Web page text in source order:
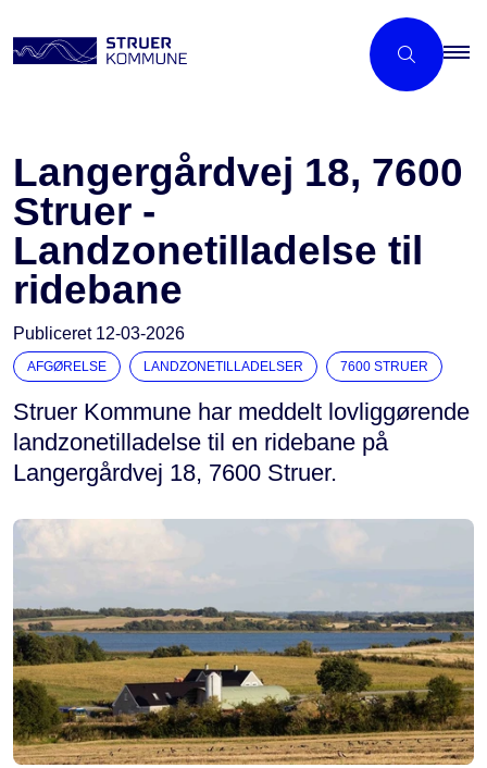
Langergårdvej 18, 7600
Struer -
Landzonetilladelse til
ridebane
Publiceret 12-03-2026
AFGØRELSE LANDZONETILLADELSER 7600 STRUER
Struer Kommune har meddelt lovliggørende
landzonetilladelse til en ridebane på
Langergårdvej 18, 7600 Struer.